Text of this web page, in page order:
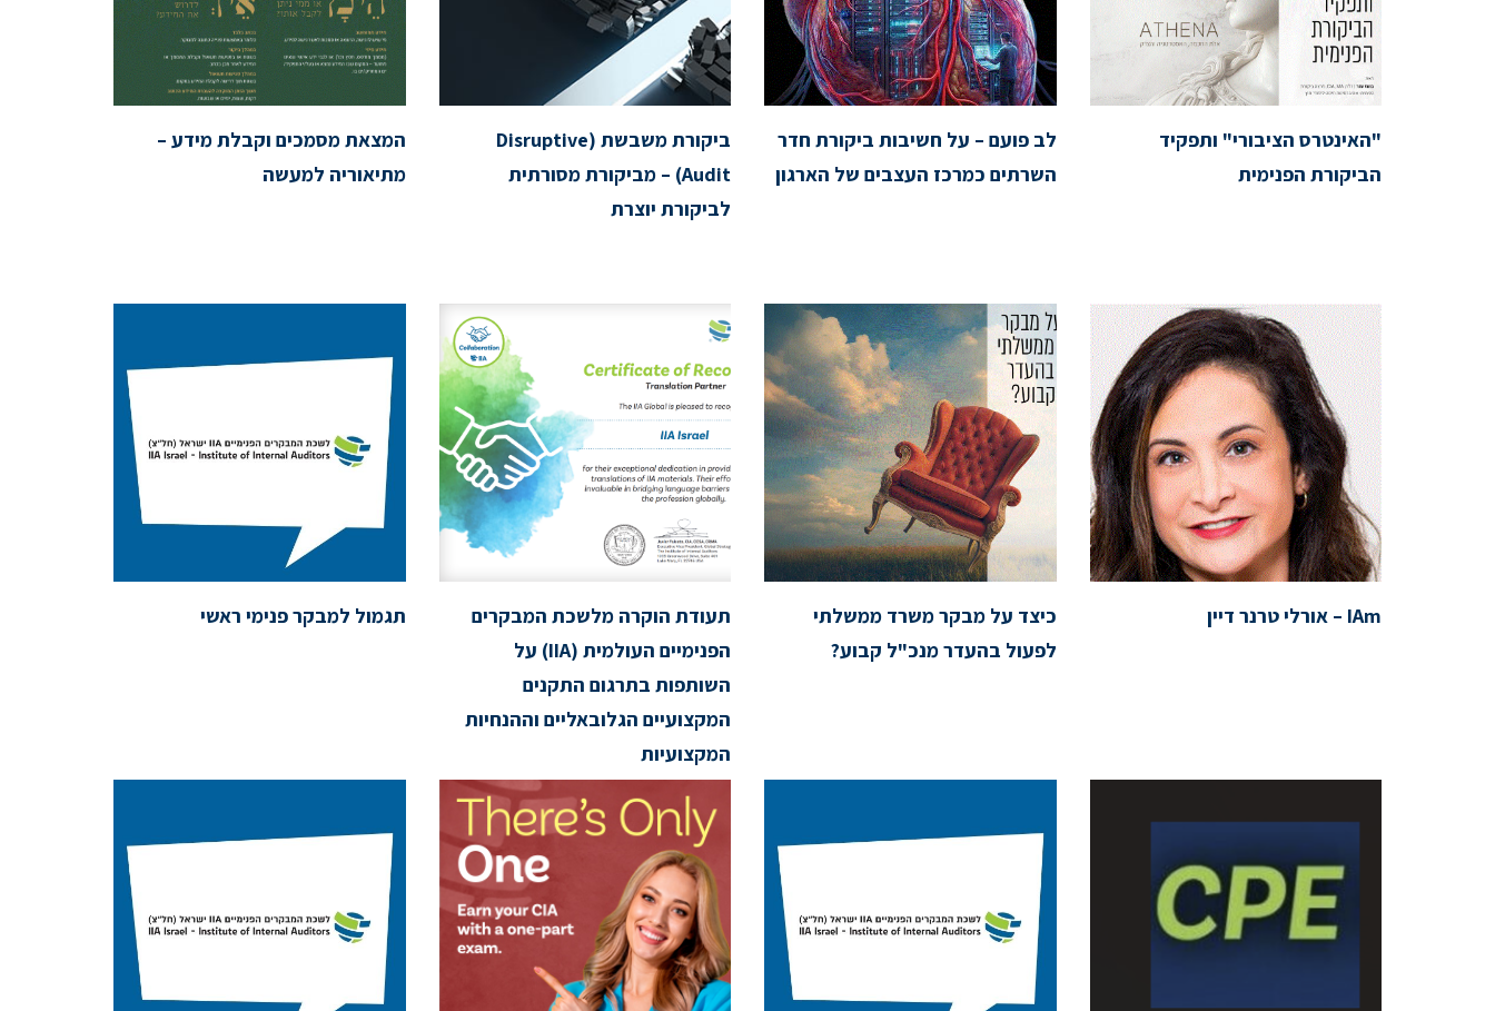
"האינטרס הציבורי" ותפקיד
הביקורת הפנימית
לב פועם – על חשיבות ביקורת חדר
השרתים כמרכז העצבים של הארגון
ביקורת משבשת (Disruptive
Audit) – מביקורת מסורתית
לביקורת יוצרת
המצאת מסמכים וקבלת מידע –
מתיאוריה למעשה
IAm – אורלי טרנר דיין
כיצד על מבקר משרד ממשלתי
לפעול בהעדר מנכ"ל קבוע?
תעודת הוקרה מלשכת המבקרים
הפנימיים העולמית (IIA) על
השותפות בתרגום התקנים
המקצועיים הגלובאליים וההנחיות
המקצועיות
תגמול למבקר פנימי ראשי